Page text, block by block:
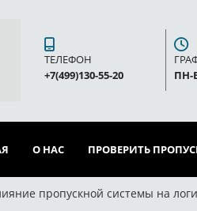
ТЕЛЕФОН
+7(499)130-55-20
ПН-
О НАС ПРОВЕРИТЬ
пропускной системы на